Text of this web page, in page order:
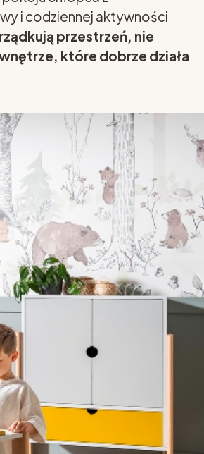
i codziennej aktywności
przestrzeń, nie
które dobrze działa